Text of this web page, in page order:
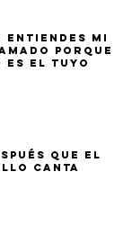
ENTIENDES MI
PORQUE
ES EL TUYO
QUE EL
CANTA